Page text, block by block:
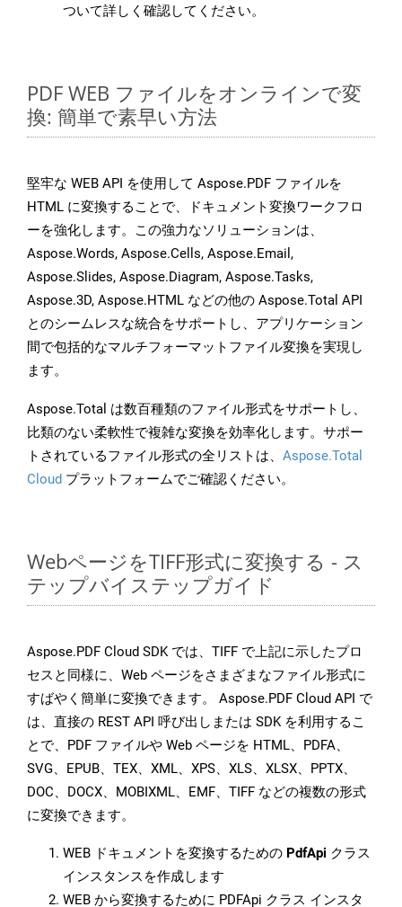
ついて詳しく確認してください。
PDF WEB ファイルをオンラインで変
換: 簡単で素早い方法
堅牢な WEB API を使用して Aspose.PDF ファイルを
HTML に変換することで、ドキュメント変換ワークフロ
ーを強化します。この強力なソリューションは、
Aspose.Words, Aspose.Cells, Aspose.Email,
Aspose.Slides, Aspose.Diagram, Aspose.Tasks,
Aspose.3D, Aspose.HTML などの他の Aspose.Total API
とのシームレスな統合をサポートし、アプリケーション
間で包括的なマルチフォーマットファイル変換を実現し
ます。
Aspose.Total は数百種類のファイル形式をサポートし、
比類のない柔軟性で複雑な変換を効率化します。サポー
トされているファイル形式の全リストは、 Aspose.Total
Cloud プラットフォームでご確認ください。
WebページをTIFF形式に変換する - ス
テップバイステップガイド
Aspose.PDF Cloud SDK では、TIFF で上記に示したプロ
セスと同様に、Web ページをさまざまなファイル形式に
すばやく簡単に変換できます。 Aspose.PDF Cloud API で
は、直接の REST API 呼び出しまたは SDK を利用するこ
とで、PDF ファイルや Web ページを HTML、PDFA、
SVG、EPUB、TEX、XML、XPS、XLS、XLSX、PPTX、
DOC、DOCX、MOBIXML、EMF、TIFF などの複数の形式
に変換できます。
WEB ドキュメントを変換するための PdfApi クラス
インスタンスを作成します
WEB から変換するために PDFApi クラス インスタ